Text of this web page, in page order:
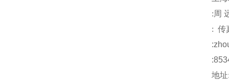
:周
: 传
:
地址